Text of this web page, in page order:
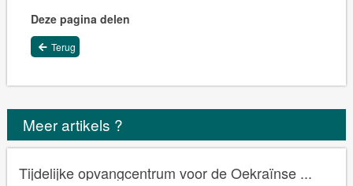
Deze pagina delen
Terug
Meer artikels ?
Tijdelijke opvangcentrum voor de Oekraïnse ...